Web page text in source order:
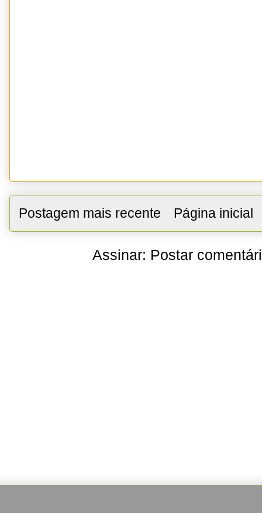
Postagem mais recente Página inicial
Assinar: Postar